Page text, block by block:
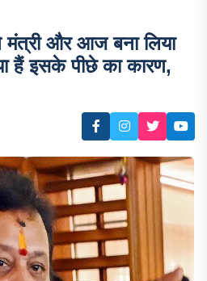
और आज बना लिया
हैं इसके पीछे का कारण,